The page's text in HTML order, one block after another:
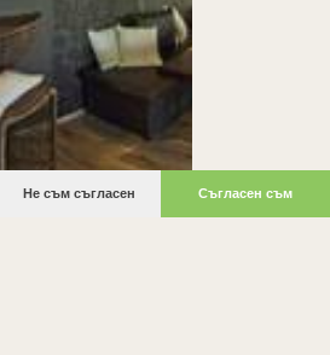
Не съм съгласен Съгласен съм